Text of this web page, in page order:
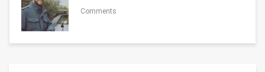
Comments